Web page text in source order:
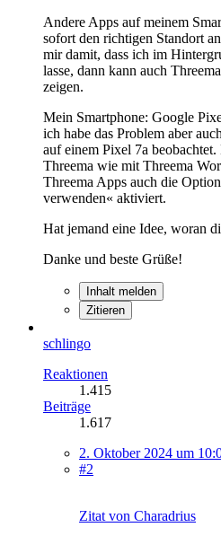
Andere Apps auf meinem
sofort den richtigen Standort
mir damit, dass ich im
lasse, dann kann auch
zeigen.
Mein Smartphone: Google
ich habe das Problem aber
auf einem Pixel 7a
Threema wie mit Threema
Threema Apps auch die
verwenden« aktiviert.
Hat jemand eine Idee, woran
Danke und beste Grüße!
Inhalt melden
Zitieren
schlingo
Reaktionen
1.415
Beiträge
1.617
2. Oktober 2024 um
#2
Zitat von Charadrius